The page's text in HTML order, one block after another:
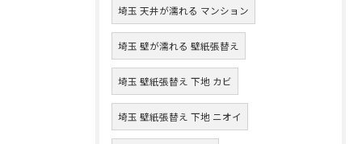
埼玉 天井が濡れる マンション
埼玉 壁が濡れる 壁紙張替え
埼玉 壁紙張替え 下地 カビ
埼玉 壁紙張替え 下地 ニオイ